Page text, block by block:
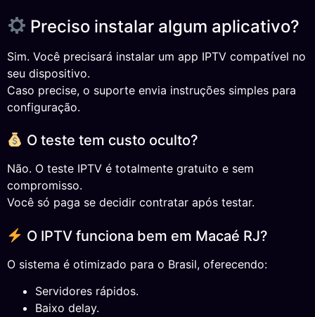
Preciso instalar algum aplicativo?
Sim. Você precisará instalar um app IPTV compatível no
seu dispositivo.
Caso precise, o suporte envia instruções simples para
configuração.
O teste tem custo oculto?
Não. O teste IPTV é totalmente gratuito e sem
compromisso.
Você só paga se decidir contratar após testar.
O IPTV funciona bem em Macaé RJ?
O sistema é otimizado para o Brasil, oferecendo:
Servidores rápidos.
Baixo delay.